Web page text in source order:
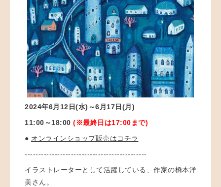
2024年6月12日(水)～6月17日(月)
11:00～18:00 (※最終日は17:00まで)
● オンラインショップ販売はコチラ
---------------------------------------------
イラストレーターとして活躍している、作家の橋本洋
美さん。